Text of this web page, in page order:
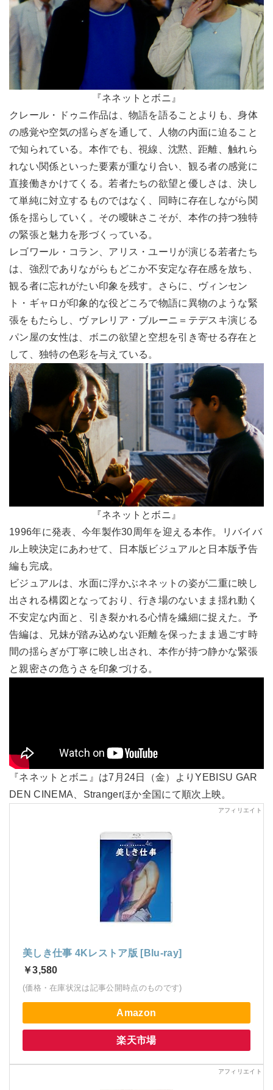
『ネネットとボニ』
クレール・ドゥニ作品は、物語を語ることよりも、身体
の感覚や空気の揺らぎを通して、人物の内面に迫ること
で知られている。本作でも、視線、沈黙、距離、触れら
れない関係といった要素が重なり合い、観る者の感覚に
直接働きかけてくる。若者たちの欲望と優しさは、決し
て単純に対立するものではなく、同時に存在しながら関
係を揺らしていく。その曖昧さこそが、本作の持つ独特
の緊張と魅力を形づくっている。
レゴワール・コラン、アリス・ユーリが演じる若者たち
は、強烈でありながらもどこか不安定な存在感を放ち、
観る者に忘れがたい印象を残す。さらに、ヴィンセン
ト・ギャロが印象的な役どころで物語に異物のような緊
張をもたらし、ヴァレリア・ブルーニ＝テデスキ演じる
パン屋の女性は、ボニの欲望と空想を引き寄せる存在と
して、独特の色彩を与えている。
『ネネットとボニ』
1996年に発表、今年製作30周年を迎える本作。リバイバ
ル上映決定にあわせて、日本版ビジュアルと日本版予告
編も完成。
ビジュアルは、水面に浮かぶネネットの姿が二重に映し
出される構図となっており、行き場のないまま揺れ動く
不安定な内面と、引き裂かれる心情を繊細に捉えた。予
告編は、兄妹が踏み込めない距離を保ったまま過ごす時
間の揺らぎが丁寧に映し出され、本作が持つ静かな緊張
と親密さの危うさを印象づける。
『ネネットとボニ』は7月24日（金）よりYEBISU GAR
DEN CINEMA、Strangerほか全国にて順次上映。
美しき仕事 4Kレストア版 [Blu-ray]
￥3,580
(価格・在庫状況は記事公開時点のものです)
Amazon
楽天市場